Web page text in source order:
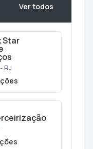
Ver todos
Star
RJ